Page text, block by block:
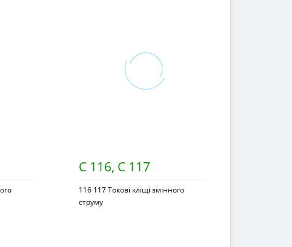
С 116, С 117
116 117 Токові кліщі змінного
струму